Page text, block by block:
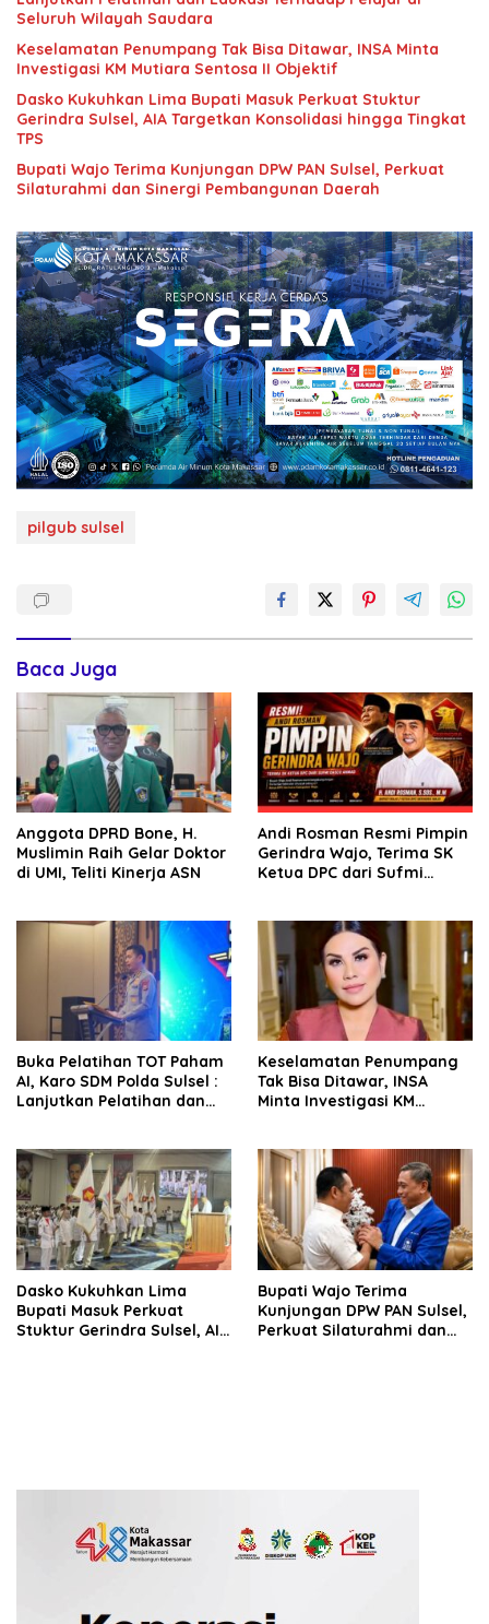
Seluruh Wilayah Saudara
Keselamatan Penumpang Tak Bisa Ditawar, INSA Minta
Investigasi KM Mutiara Sentosa II Objektif
Dasko Kukuhkan Lima Bupati Masuk Perkuat Stuktur
Gerindra Sulsel, AIA Targetkan Konsolidasi hingga Tingkat
TPS
Bupati Wajo Terima Kunjungan DPW PAN Sulsel, Perkuat
Silaturahmi dan Sinergi Pembangunan Daerah
pilgub sulsel
Baca Juga
Anggota DPRD Bone, H.
Muslimin Raih Gelar Doktor
di UMI, Teliti Kinerja ASN
Andi Rosman Resmi Pimpin
Gerindra Wajo, Terima SK
Ketua DPC dari Sufmi
Buka Pelatihan TOT Paham
AI, Karo SDM Polda Sulsel :
Lanjutkan Pelatihan dan
Keselamatan Penumpang
Tak Bisa Ditawar, INSA
Minta Investigasi KM
Dasko Kukuhkan Lima
Bupati Masuk Perkuat
Stuktur Gerindra Sulsel, AIA
Bupati Wajo Terima
Kunjungan DPW PAN Sulsel,
Perkuat Silaturahmi dan